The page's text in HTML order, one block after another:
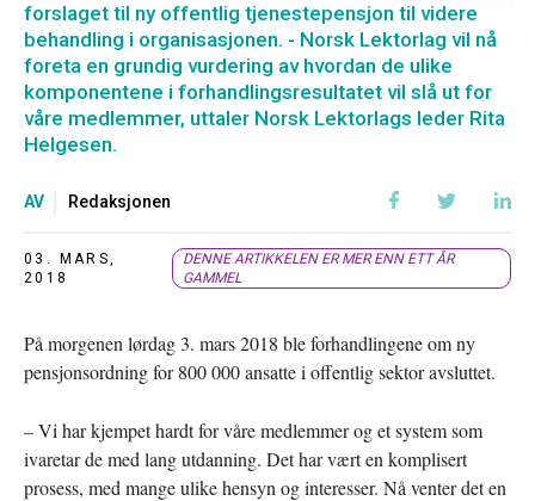
forslaget til ny offentlig tjenestepensjon til videre
behandling i organisasjonen. - Norsk Lektorlag vil nå
foreta en grundig vurdering av hvordan de ulike
komponentene i forhandlingsresultatet vil slå ut for
våre medlemmer, uttaler Norsk Lektorlags leder Rita
Helgesen.
AV Redaksjonen
03. MARS,
2018
DENNE ARTIKKELEN ER MER ENN ETT ÅR
GAMMEL
På morgenen lørdag 3. mars 2018 ble forhandlingene om ny
pensjonsordning for 800 000 ansatte i offentlig sektor avsluttet.
– Vi har kjempet hardt for våre medlemmer og et system som
ivaretar de med lang utdanning. Det har vært en komplisert
prosess, med mange ulike hensyn og interesser. Nå venter det en